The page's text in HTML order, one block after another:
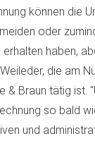
können die
oder
erhalten haben,
die am
& Braun tätig ist.
so bald
und